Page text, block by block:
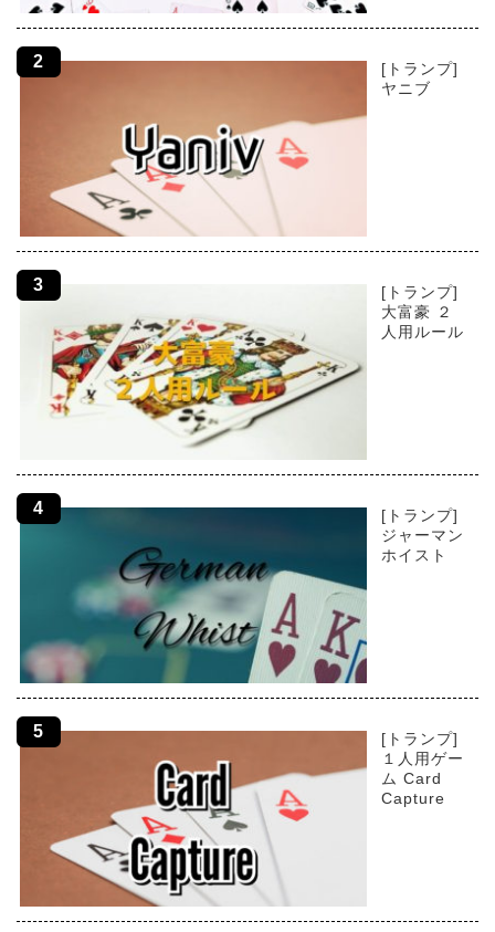
[トランプ]
ヤニブ
[トランプ]
大富豪 ２
人用ルール
[トランプ]
ジャーマン
ホイスト
[トランプ]
１人用ゲー
ム Card
Capture